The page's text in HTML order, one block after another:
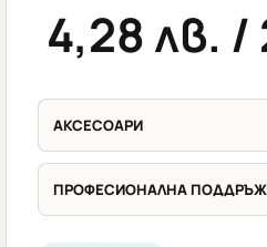
4,28лв. /
АКСЕСОАРИ
ПРОФЕСИОНАЛНА